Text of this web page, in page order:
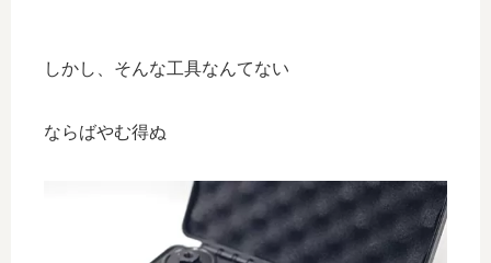
しかし、そんな工具なんてない
ならばやむ得ぬ